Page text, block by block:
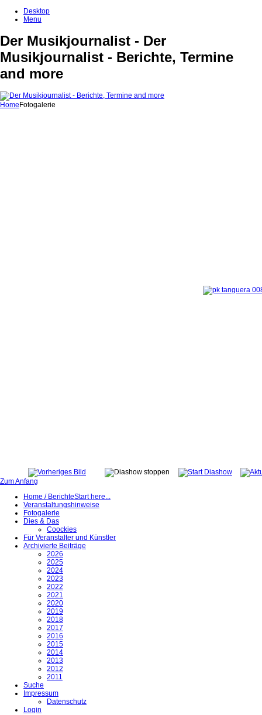
Desktop
Menu
Der Musikjournalist - Der
Musikjournalist - Berichte, Termine
and more
Home Fotogalerie
Zum Anfang
Home / BerichteStart here...
Veranstaltungshinweise
Fotogalerie
Dies & Das
Coockies
Für Veranstalter und Künstler
Archivierte Beiträge
2026
2025
2024
2023
2022
2021
2020
2019
2018
2017
2016
2015
2014
2013
2012
2011
Suche
Impressum
Datenschutz
Login